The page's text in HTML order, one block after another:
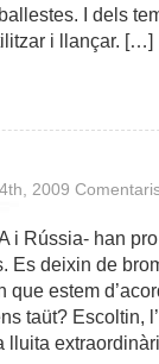
I dels
i llançar. […]
2009
i Rússia- han
Es deixin de
que estem
taüt? Escoltin,
lluita